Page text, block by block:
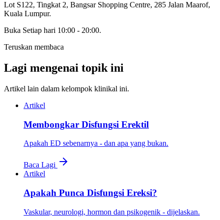
Lot S122, Tingkat 2, Bangsar Shopping Centre, 285 Jalan Maarof,
Kuala Lumpur.
Buka Setiap hari 10:00 - 20:00.
Teruskan membaca
Lagi mengenai topik ini
Artikel lain dalam kelompok klinikal ini.
Artikel
Membongkar Disfungsi Erektil
Apakah ED sebenarnya - dan apa yang bukan.
Baca Lagi
Artikel
Apakah Punca Disfungsi Ereksi?
Vaskular, neurologi, hormon dan psikogenik - dijelaskan.